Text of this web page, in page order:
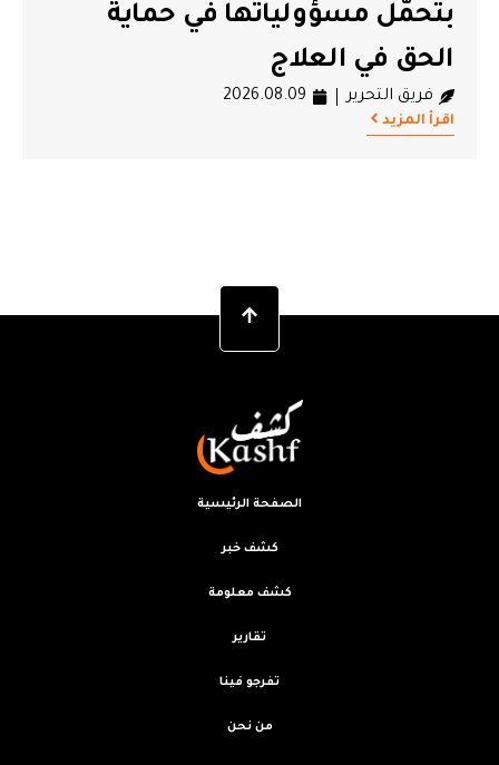
مسؤولياتها في حماية
في العلاج
التحرير 2026.08.09
المزيد
الصفحة الرئيسية
كشف خبر
كشف معلومة
تقارير
تفرجو فينا
من نحن